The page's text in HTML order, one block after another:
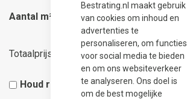
Bestrating.nl maakt gebruik
van cookies om inhoud en
advertenties te
personaliseren, om functies
voor social media te bieden
en om ons websiteverkeer
te analyseren. Ons doel is
om de best mogelijke
Aantal m²
Totaalprijs 57,57
Houd rekening met 5% snijverlies